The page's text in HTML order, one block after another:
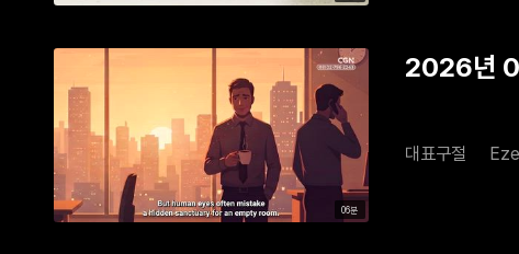
06분
2026년
대표구절